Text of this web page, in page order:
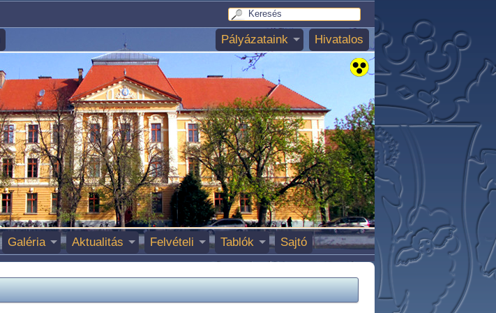
Hivatalos
Pályázataink
Galéria Aktualitás Felvételi Tablók Sajtó